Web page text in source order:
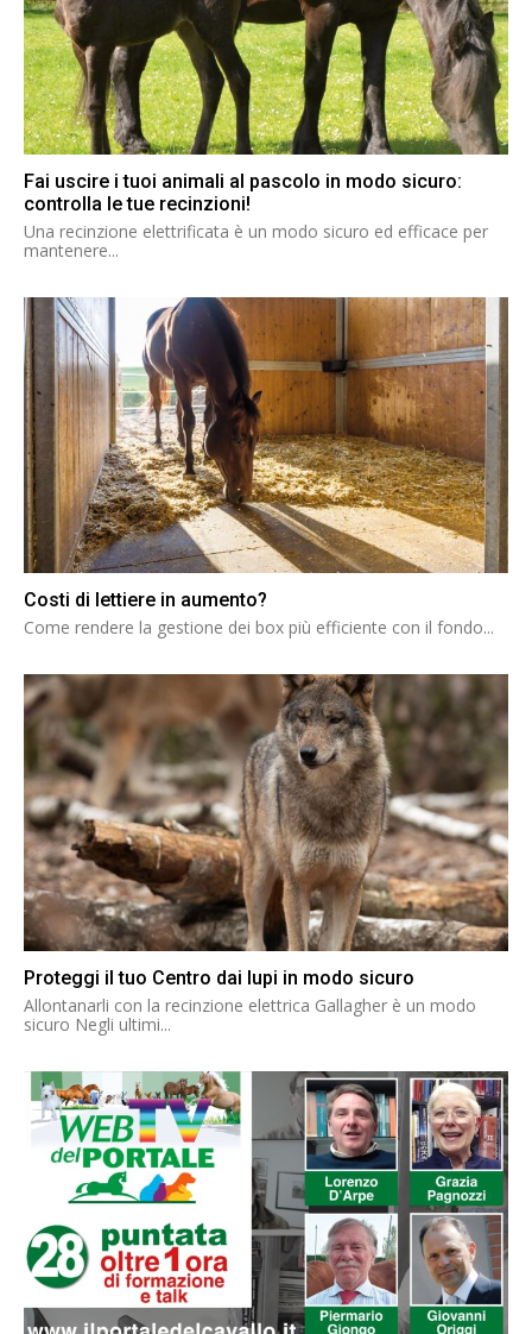
Fai uscire i tuoi animali al pascolo in modo sicuro:
controlla le tue recinzioni!
Una recinzione elettrificata è un modo sicuro ed efficace per
mantenere...
Costi di lettiere in aumento?
Come rendere la gestione dei box più efficiente con il fondo...
Proteggi il tuo Centro dai lupi in modo sicuro
Allontanarli con la recinzione elettrica Gallagher è un modo
sicuro Negli ultimi...